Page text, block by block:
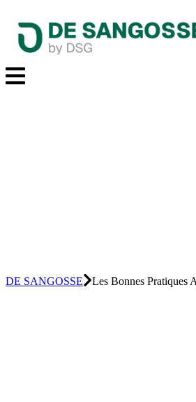
DE SANGOSSE Les Bonnes Pratiques